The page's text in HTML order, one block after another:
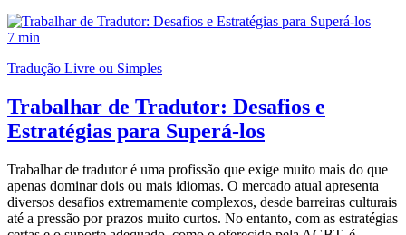
7 min
Tradução Livre ou Simples
Trabalhar de Tradutor: Desafios e
Estratégias para Superá-los
Trabalhar de tradutor é uma profissão que exige muito mais do que
apenas dominar dois ou mais idiomas. O mercado atual apresenta
diversos desafios extremamente complexos, desde barreiras culturais
até a pressão por prazos muito curtos. No entanto, com as estratégias